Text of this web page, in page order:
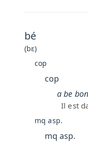
bé
(bɛ)
cop
cop
a be
Il est
mq asp.
mq asp.